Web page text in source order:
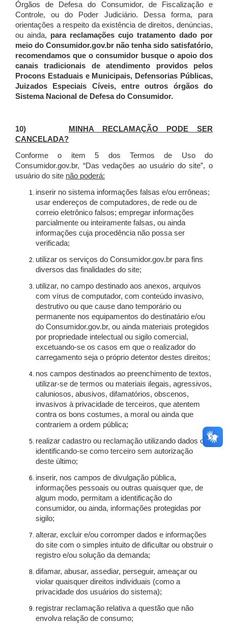
Órgãos de Defesa do Consumidor, de Fiscalização e
Controle, ou do Poder Judiciário. Dessa forma, para
orientações a respeito da existência de direitos, denúncias,
ou ainda, para reclamações cujo tratamento dado por
meio do Consumidor.gov.br não tenha sido satisfatório,
recomendamos que o consumidor busque o apoio dos
canais tradicionais de atendimento providos pelos
Procons Estaduais e Municipais, Defensorias Públicas,
Juizados Especiais Cíveis, entre outros órgãos do
Sistema Nacional de Defesa do Consumidor.
10)
MINHA RECLAMAÇÃO PODE SER
CANCELADA?
Conforme o item 5 dos Termos de Uso do
Consumidor.gov.br, “Das vedações ao usuário do site”, o
usuário do site não poderá:
inserir no sistema informações falsas e/ou errôneas;
usar endereços de computadores, de rede ou de
correio eletrônico falsos; empregar informações
parcialmente ou inteiramente falsas, ou ainda
informações cuja procedência não possa ser
verificada;
utilizar os serviços do Consumidor.gov.br para fins
diversos das finalidades do site;
utilizar, no campo destinado aos anexos, arquivos
com vírus de computador, com conteúdo invasivo,
destrutivo ou que cause dano temporário ou
permanente nos equipamentos do destinatário e/ou
do Consumidor.gov.br, ou ainda materiais protegidos
por propriedade intelectual ou sigilo comercial,
excetuando-se os casos em que o realizador do
carregamento seja o próprio detentor destes direitos;
nos campos destinados ao preenchimento de textos,
utilizar-se de termos ou materiais ilegais, agressivos,
caluniosos, abusivos, difamatórios, obscenos,
invasivos à privacidade de terceiros, que atentem
contra os bons costumes, a moral ou ainda que
contrariem a ordem pública;
realizar cadastro ou reclamação utilizando dados ou
identificando-se como terceiro sem autorização
deste último;
inserir, nos campos de divulgação pública,
informações pessoais ou outras quaisquer que, de
algum modo, permitam a identificação do
consumidor, ou ainda, informações protegidas por
sigilo;
alterar, excluir e/ou corromper dados e informações
do site com o simples intuito de dificultar ou obstruir o
registro e/ou solução da demanda;
difamar, abusar, assediar, perseguir, ameaçar ou
violar quaisquer direitos individuais (como a
privacidade dos usuários do sistema);
registrar reclamação relativa a questão que não
envolva relação de consumo;